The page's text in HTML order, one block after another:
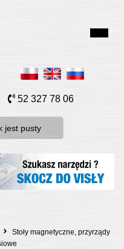
52 327 78 06
jest pusty
Stoły magnetyczne, przyrządy